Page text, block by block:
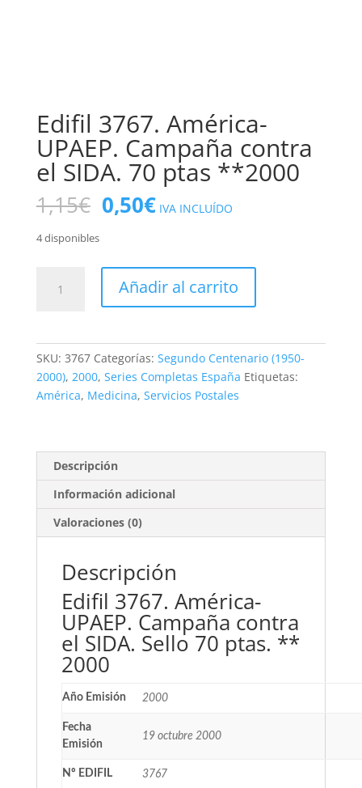
Edifil 3767. América-
UPAEP. Campaña contra
el SIDA. 70 ptas **2000
1,15€ El
precio
era:
1,15€.
0,50€El
precio
es:
0,50€.
IVA INCLUÍDO
4 disponibles
3767.
**2000
cantidad
Añadir al carrito
SKU: 3767 Categorías: Segundo Centenario (1950-
2000), 2000, Series Completas España Etiquetas:
América, Medicina, Servicios Postales
Descripción
Información adicional
Valoraciones (0)
Descripción
Edifil 3767. América-
UPAEP. Campaña contra
el SIDA. Sello 70 ptas. **
2000
Año Emisión 2000
Fecha
Emisión
19 octubre 2000
Nº EDIFIL 3767